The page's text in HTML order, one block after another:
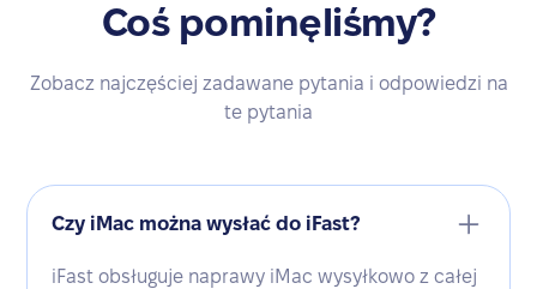
Coś pominęliśmy?
Zobacz najczęściej zadawane pytania i odpowiedzi na
te pytania
Czy iMac można wysłać do iFast?
iFast obsługuje naprawy iMac wysyłkowo z całej